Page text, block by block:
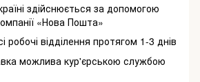
здійснюється за допомогою
«Нова Пошта»
робочі відділення протягом 1-3 днів
можлива кур'єрською службою